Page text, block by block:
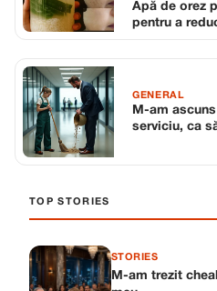
Apă de orez
pentru a
GENERAL
M-am
serviciu, ca
TOP STORIES
STORIES
M-am trezit